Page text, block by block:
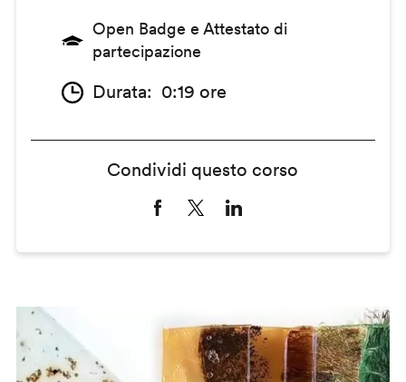
Open Badge e Attestato di
partecipazione
Durata 0:19 ore
Condividi questo corso